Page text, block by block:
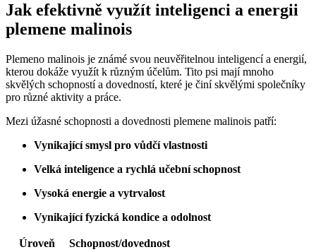
Jak efektivně využít inteligenci a energii
plemene malinois
Plemeno malinois je známé svou neuvěřitelnou inteligencí a energií,
kterou dokáže využít k různým účelům. Tito psi mají mnoho
skvělých schopností a dovedností, které je činí skvělými společníky
pro různé aktivity a práce.
Mezi úžasné schopnosti a dovednosti plemene malinois patří:
Vynikající smysl pro vůdčí vlastnosti
Velká inteligence a rychlá učební schopnost
Vysoká energie a vytrvalost
Vynikající fyzická kondice a odolnost
Úroveň
Schopnost/dovednost